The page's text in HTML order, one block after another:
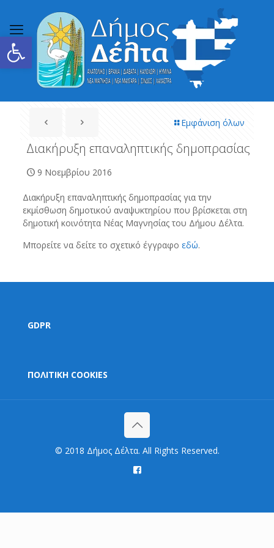
Ανοίξτε τη γραμμή εργαλείων
Εμφάνιση όλων
Διακήρυξη επαναληπτικής δημοπρασίας
9 Νοεμβρίου 2016
Διακήρυξη επαναληπτικής δημοπρασίας για την
εκμίσθωση δημοτικού αναψυκτηρίου που βρίσκεται στη
δημοτική κοινότητα Νέας Μαγνησίας του Δήμου Δέλτα.
Μπορείτε να δείτε το σχετικό έγγραφο εδώ.
GDPR
ΠΟΛΙΤΙΚΗ COOKIES
© 2018 Δήμος Δέλτα. All Rights Reserved.